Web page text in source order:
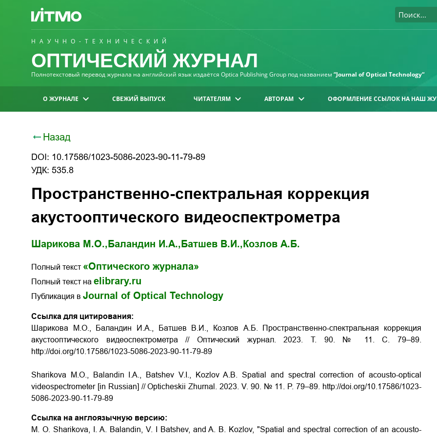
НАУЧНО-ТЕХНИЧЕСКИЙ
ОПТИЧЕСКИЙ ЖУРНАЛ
Полнотекстовый перевод журнала на английский язык издаётся Optica Publishing Group под названием “Journal of Optical Technology“
О ЖУРНАЛЕ СВЕЖИЙ ВЫПУСК ЧИТАТЕЛЯМ АВТОРАМ ОФОРМЛЕНИЕ ССЫЛОК НА НАШ
Назад
DOI: 10.17586/1023-5086-2023-90-11-79-89
УДК: 535.8
Пространственно-спектральная коррекция
акустооптического видеоспектрометра
Шарикова М.О., Баландин И.А., Батшев В.И., Козлов А.Б.
Полный текст «Оптического журнала»
Полный текст на elibrary.ru
Публикация в Journal of Optical Technology
Ссылка для цитирования:
Шарикова М.О., Баландин И.А., Батшев В.И., Козлов А.Б. Пространственно-спектральная коррекция
акустооптического видеоспектрометра // Оптический журнал.2023.Т. 90. № 11.С . 79–89.
http://doi.org/10.17586/1023-5086-2023-90-11-79-89
Sharikova
М.O., Balandin I.A., Batshev V.I., Kozlov A.B. Spatial and spectral correction of acousto-optical
videospectrometer [in Russian] // Opticheskii Zhurnal. 2023. V. 90. № 11. P. 79–89.
http://doi.org/10.17586/1023-
5086-2023-90-11-79-89
Ссылка на англоязычную версию:
M. O. Sharikova, I. A. Balandin, V. I Batshev, and A. B. Kozlov, "Spatial and spectral correction of an acousto-